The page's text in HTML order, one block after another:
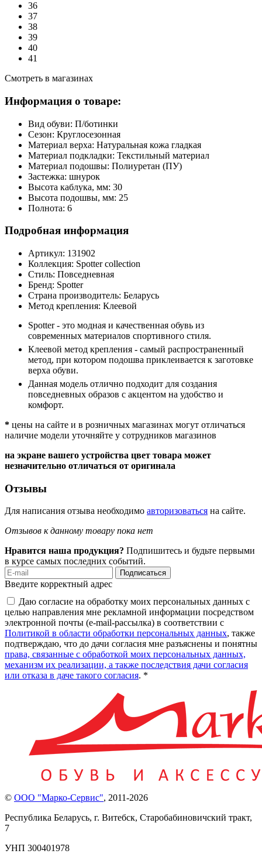
36
37
38
39
40
41
Смотреть в магазинах
Информация о товаре:
Вид обуви: П/ботинки
Сезон: Круглосезонная
Материал верха: Натуральная кожа гладкая
Материал подкладки: Текстильный материал
Материал подошвы: Полиуретан (ПУ)
Застежка: шнурок
Высота каблука, мм: 30
Высота подошвы, мм: 25
Полнота: 6
Подробная информация
Артикул: 131902
Коллекция: Spotter collection
Стиль: Повседневная
Бренд: Spotter
Страна производитель: Беларусь
Метод крепления: Клеевой
Spotter - это модная и качественная обувь из
современных материалов спортивного стиля.
Клеевой метод крепления - самый распространенный
метод, при котором подошва приклеивается к заготовке
верха обуви.
Данная модель отлично подходит для создания
повседневных образов с акцентом на удобство и
комфорт.
* цены на сайте и в розничных магазинах могут отличаться
наличие модели уточняйте у сотрудников магазинов
на экране вашего устройства цвет товара может
незначительно отличаться от оригинала
Отзывы
Для написания отзыва необходимо авторизоваться на сайте.
Отзывов к данному товару пока нет
Нравится наша продукция? Подпишитесь и будьте первыми
в курсе самых последних событий.
Подписаться
Введите корректный адрес
Даю согласие на обработку моих персональных данных с
целью направления мне рекламной информации посредством
электронной почты (e-mail-рассылка) в соответствии с
Политикой в области обработки персональных данных, также
подтверждаю, что до дачи согласия мне разъяснены и понятны
права, связанные с обработкой моих персональных данных,
механизм их реализации, а также последствия дачи согласия
или отказа в даче такого согласия. *
© ООО "Марко-Сервис", 2011-2026
Республика Беларусь, г. Витебск, Старобабиновичский тракт,
7
УНП 300401978